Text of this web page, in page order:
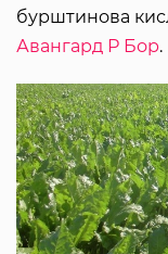
бурштинова
Авангард Р Бор.